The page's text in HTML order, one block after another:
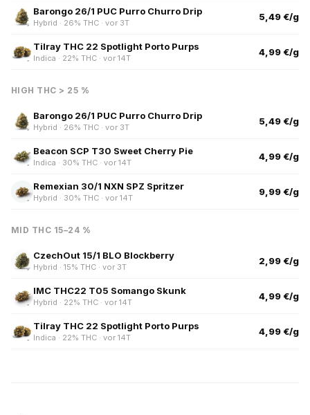
Barongo 26/1 PUC Purro Churro Drip
Hybrid · 26% THC · vor 3T
5,49 €/g
Tilray THC 22 Spotlight Porto Purps
Indica · 22% THC · vor 14T
4,99 €/g
HIGH THC > 25 %
Barongo 26/1 PUC Purro Churro Drip
Hybrid · 26% THC · vor 3T
5,49 €/g
Beacon SCP T30 Sweet Cherry Pie
Indica · 30% THC · vor 14T
4,99 €/g
Remexian 30/1 NXN SPZ Spritzer
Hybrid · 30% THC · vor 14T
9,99 €/g
MID THC 15–24 %
CzechOut 15/1 BLO Blockberry
Hybrid · 15% THC · vor 3T
2,99 €/g
IMC THC22 T05 Somango Skunk
Hybrid · 22% THC · vor 14T
4,99 €/g
Tilray THC 22 Spotlight Porto Purps
Indica · 22% THC · vor 14T
4,99 €/g